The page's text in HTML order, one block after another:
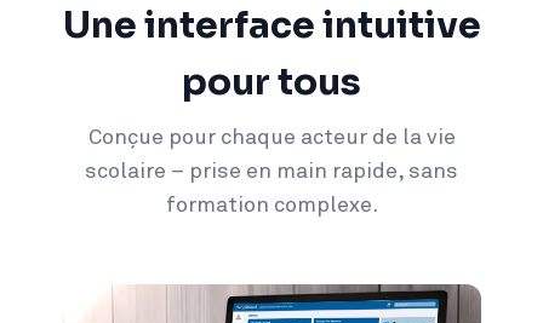
Une interface intuitive
pour tous
Conçue pour chaque acteur de la vie
scolaire – prise en main rapide, sans
formation complexe.